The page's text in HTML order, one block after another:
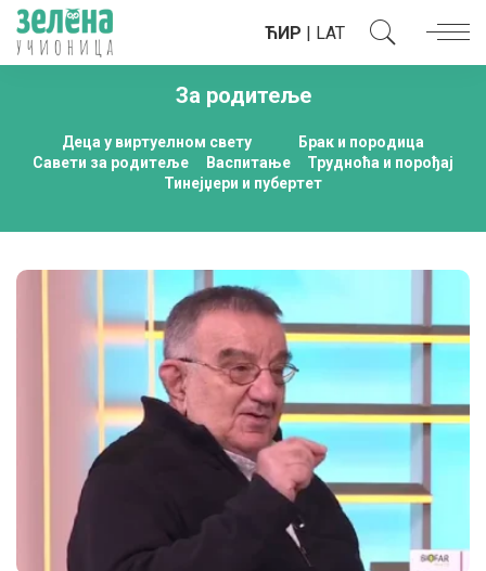
ЋИР | LAT
За родитеље
Деца у виртуелном свету
Брак и породица
Савети за родитеље
Васпитање
Трудноћа и порођај
Тинејџери и пубертет